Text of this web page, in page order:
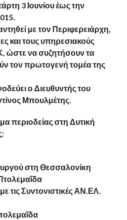
3 Ιουνίου έως την
με τον Περιφερειάρχη,
και τους υπηρεσιακούς
ώστε να συζητήσουν τα
τον πρωτογενή τομέα της
ο Διευθυντής του
Μπουλμέτης.
περιοδείας στη Δυτική
στη Θεσσαλονίκη
τις Συντονιστικές ΑΝ.ΕΛ.